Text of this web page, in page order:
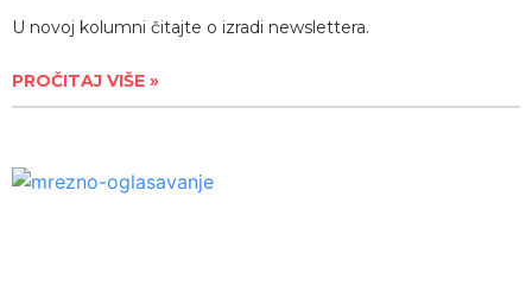
U novoj kolumni čitajte o izradi newslettera.
PROČITAJ VIŠE »